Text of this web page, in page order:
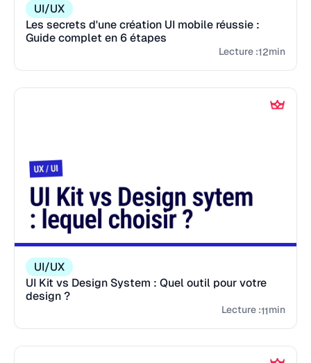
UI/UX
Les secrets d'une création UI mobile réussie :
Guide complet en 6 étapes
Lecture :12min
UI/UX
UI Kit vs Design System : Quel outil pour votre
design ?
Lecture :11min